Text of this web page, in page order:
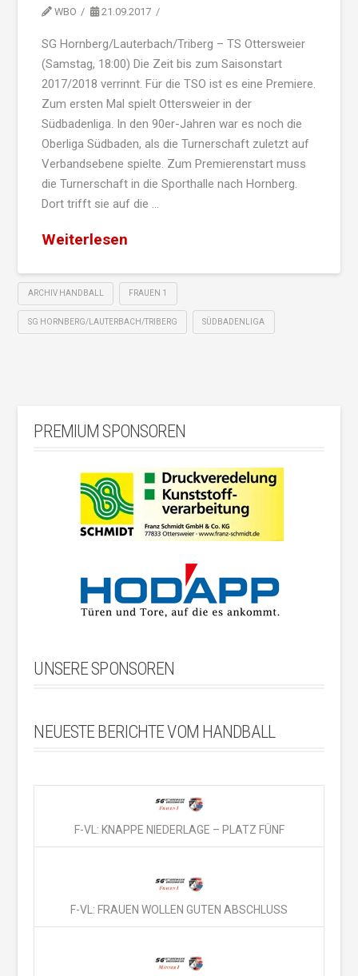
WBO 21.09.2017
SG Hornberg/Lauterbach/Triberg – TS Ottersweier
(Samstag, 18:00) Die Zeit bis zum Saisonstart
2017/2018 verrinnt. Für die TSO ist es eine Premiere.
Zum ersten Mal spielt Ottersweier in der
Südbadenliga. In den 90er-Jahren war es noch die
Oberliga Südbaden, als die Turnerschaft zuletzt auf
Verbandsebene spielte. Zum Premierenstart muss
die Turnerschaft in die Sporthalle nach Hornberg.
Dort trifft sie auf die …
Weiterlesen
ARCHIV HANDBALL FRAUEN 1
SG HORNBERG/LAUTERBACH/TRIBERG SÜDBADENLIGA
PREMIUM SPONSOREN
UNSERE SPONSOREN
NEUESTE BERICHTE VOM HANDBALL
F-VL: KNAPPE NIEDERLAGE – PLATZ FÜNF
F-VL: FRAUEN WOLLEN GUTEN ABSCHLUSS